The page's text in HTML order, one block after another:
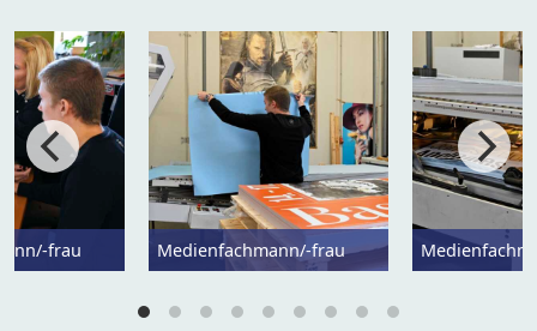
Medienfachmann/-frau
frau